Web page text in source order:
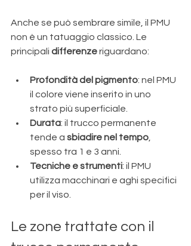
Anche se può sembrare simile, il PMU
non è un tatuaggio classico. Le
principali differenze riguardano:
Profondità del pigmento: nel PMU
il colore viene inserito in uno
strato più superficiale.
Durata: il trucco permanente
tende a sbiadire nel tempo,
spesso tra 1 e 3 anni.
Tecniche e strumenti: il PMU
utilizza macchinari e aghi specifici
per il viso.
Le zone trattate con il